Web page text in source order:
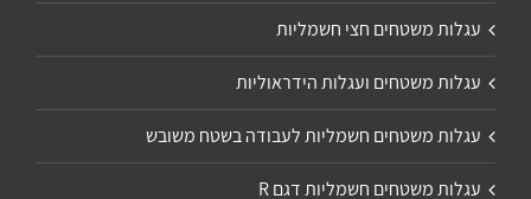
עגלות משטחים חצי חשמליות
עגלות משטחים ועגלות הידראוליות
עגלות משטחים חשמליות לעבודה בשטח משובש
עגלות משטחים חשמליות דגם R